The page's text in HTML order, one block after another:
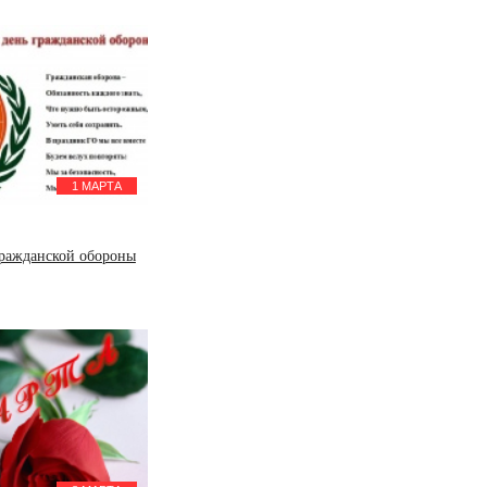
1 МАРТА
обороны